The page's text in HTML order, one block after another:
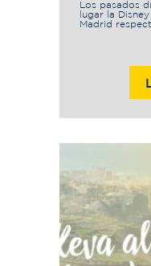
Los pasados
lugar la
Madrid